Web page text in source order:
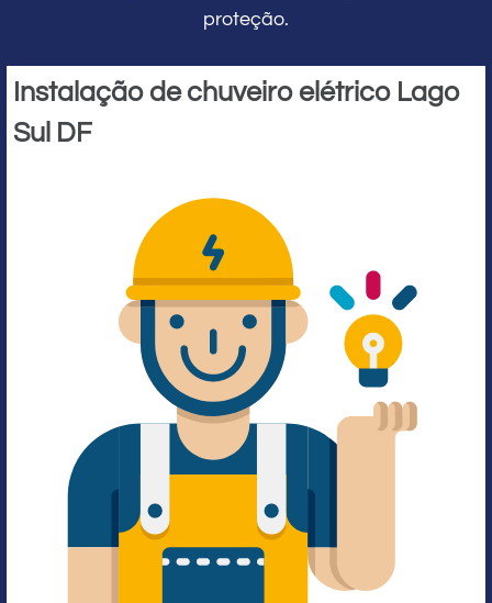
proteção.
Instalação de chuveiro elétrico Lago
Sul DF